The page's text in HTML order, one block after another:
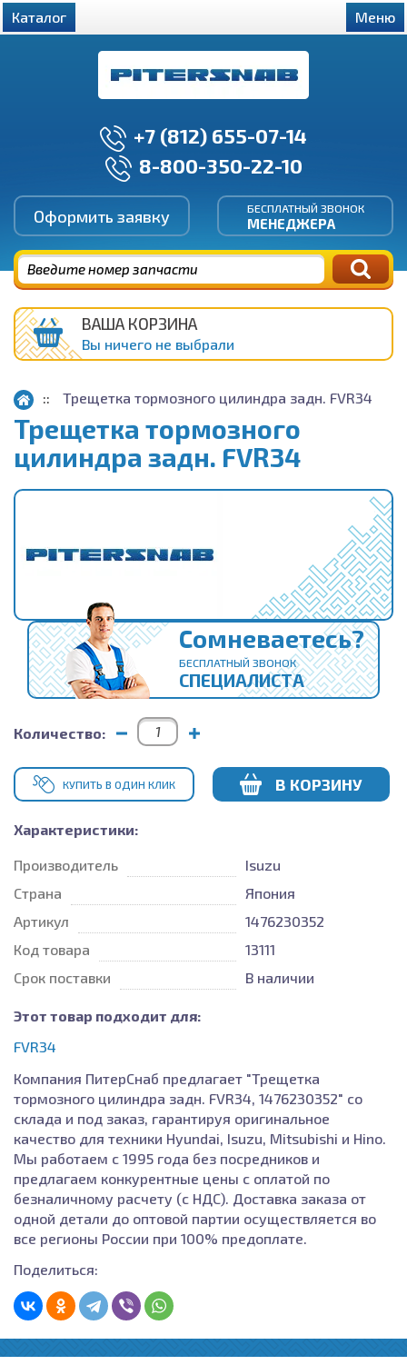
+7 (812) 655-07-14
8-800-350-22-10
Оформить заявку БЕСПЛАТНЫЙ ЗВОНОК
МЕНЕДЖЕРА
Каталог Меню
ВАША КОРЗИНА
Вы ничего не выбрали
Трещетка тормозного цилиндра задн. FVR34
Трещетка тормозного
цилиндра задн. FVR34
Сомневаетесь?
БЕСПЛАТНЫЙ ЗВОНОК
СПЕЦИАЛИСТА
Количество:
КУПИТЬ В ОДИН КЛИК В КОРЗИНУ
Характеристики:
Производитель
Isuzu
Страна
Япония
Артикул
1476230352
Код товара
13111
Срок поставки
В наличии
Этот товар подходит для:
FVR34
Компания ПитерСнаб предлагает "Трещетка
тормозного цилиндра задн. FVR34, 1476230352" со
склада и под заказ, гарантируя оригинальное
качество для техники Hyundai, Isuzu, Mitsubishi и Hino.
Мы работаем с 1995 года без посредников и
предлагаем конкурентные цены с оплатой по
безналичному расчету (с НДС). Доставка заказа от
одной детали до оптовой партии осуществляется во
все регионы России при 100% предоплате.
Поделиться: